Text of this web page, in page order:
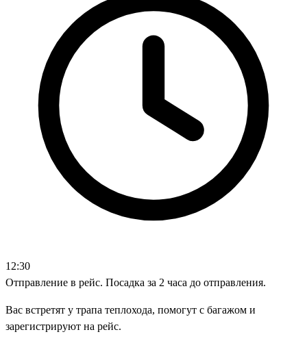
12:30
Отправление в рейс. Посадка за 2 часа до отправления.
Вас встретят у трапа теплохода, помогут с багажом и
зарегистрируют на рейс.